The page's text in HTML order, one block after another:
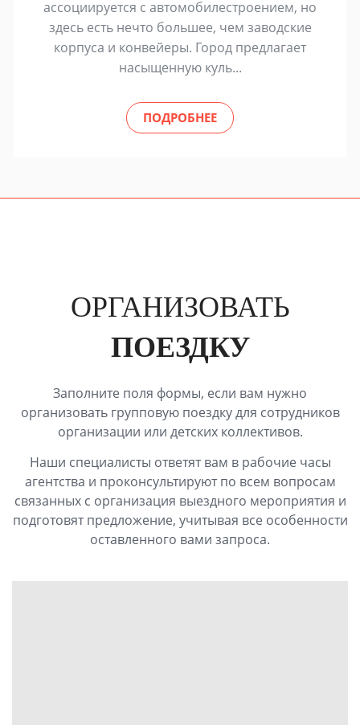
ассоциируется с автомобилестроением, но
здесь есть нечто большее, чем заводские
корпуса и конвейеры. Город предлагает
насыщенную куль...
ПОДРОБНЕЕ
ОРГАНИЗОВАТЬ
ПОЕЗДКУ
Заполните поля формы, если вам нужно
организовать групповую поездку для сотрудников
организации или детских коллективов.
Наши специалисты ответят вам в рабочие часы
агентства и проконсультируют по всем вопросам
связанных с организация выездного мероприятия и
подготовят предложение, учитывая все особенности
оставленного вами запроса.